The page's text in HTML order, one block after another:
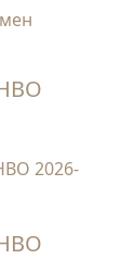
2026-